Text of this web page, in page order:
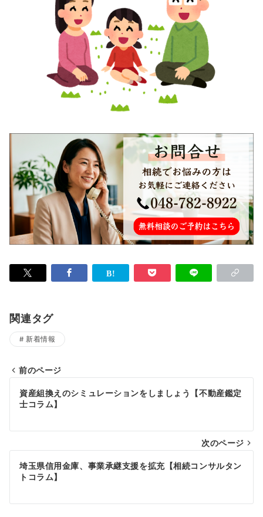
関連タグ
新着情報
投
稿
ビ
ゲ
シ
前のページ
資産組換えのシミュレーションをしましょう【不動産鑑定
士コラム】
次のページ
埼玉県信用金庫、事業承継支援を拡充【相続コンサルタン
トコラム】